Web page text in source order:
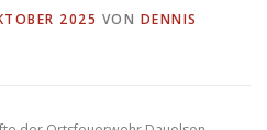
2025 VON DENNIS